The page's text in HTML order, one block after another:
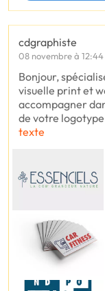
cdgraphiste
08 novembre à 12:44
Bonjour,
visuelle print et
accompagner
de votre
texte